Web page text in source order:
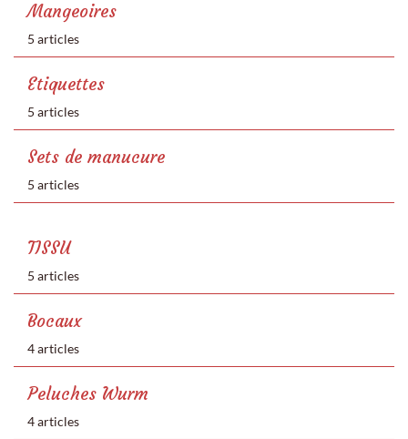
Mangeoires
5 articles
Etiquettes
5 articles
Sets de manucure
5 articles
TISSU
5 articles
Bocaux
4 articles
Peluches Wurm
4 articles